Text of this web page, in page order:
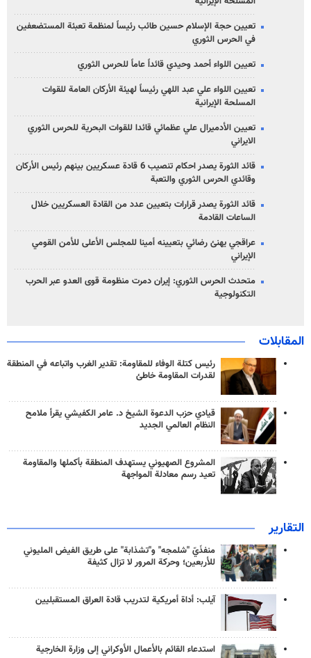
تعيين حجة الإسلام حسين طائب رئيساً لمنظمة تعبئة المستضعفين
في الحرس الثوري
تعيين اللواء أحمد وحيدي قائداً عاماً للحرس الثوري
تعيين اللواء علي عبد اللهي رئيساً لهيئة الأركان العامة للقوات
المسلحة الإيرانية
تعيين الأدميرال علي عظمائي قائدا للقوات البحرية للحرس الثوري
الايراني
قائد الثورة يصدر احكام تنصيب 6 قادة عسكريين بينهم رئيس الأركان
وقائدي الحرس الثوري والتعبة
قائد الثورة يصدر قرارات بتعيين عدد من القادة العسكريين خلال
الساعات القادمة
عراقجي يهنئ رضائي بتعيينه أمينا للمجلس الأعلى للأمن القومي
الإيراني
متحدث الحرس الثوري: إيران دمرت منظومة قوى العدو عبر الحرب
التكنولوجية
المقابلات
رئيس كتلة الوفاء للمقاومة: تقدير الغرب واتباعه في المنطقة
لقدرات المقاومة خاطئ
قيادي حزب الدعوة الشيخ د. عامر الكفيشي يقرأ ملامح
النظام العالمي الجديد
المشروع الصهيوني يستهدف المنطقة بأكملها والمقاومة
تعيد رسم معادلة المواجهة
التقارير
منفذَيّ "شلمجه" و"تشذابة" على طريق الفيض المليوني
للأربعين؛ وحركة المرور لا تزال كثيفة
آيلب: أداة أمريكية لتدريب قادة العراق المستقبليين
استدعاء القائم بالأعمال الأوكراني إلى وزارة الخارجية